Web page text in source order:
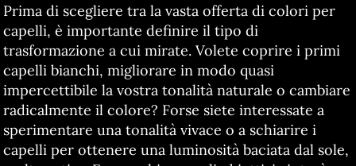
Prima di scegliere tra la vasta offerta di colori per
capelli, è importante definire il tipo di
trasformazione a cui mirate. Volete coprire i primi
capelli bianchi, migliorare in modo quasi
impercettibile la vostra tonalità naturale o cambiare
radicalmente il colore? Forse siete interessate a
sperimentare una tonalità vivace o a schiarire i
capelli per ottenere una luminosità baciata dal sole,